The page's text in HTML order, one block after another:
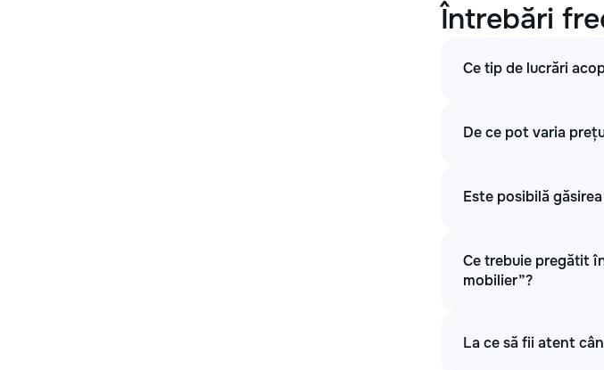
Întrebări
Ce tip de lucrări
De ce pot varia
Este posibilă
Ce trebuie pregătit
mobilier”?
La ce să fii atent